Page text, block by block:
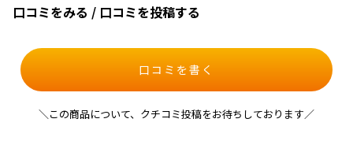
口コミをみる / 口コミを投稿する
口コミを書く
＼この商品について、クチコミ投稿をお待ちしております／